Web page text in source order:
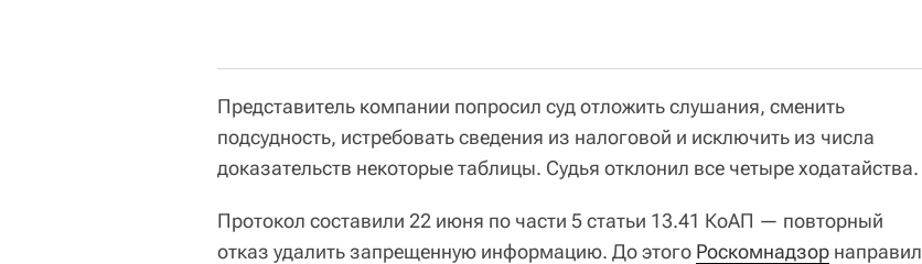
Представитель компании попросил суд отложить слушания, сменить
подсудность, истребовать сведения из налоговой и исключить из числа
доказательств некоторые таблицы. Судья отклонил все четыре ходатайства.
Протокол составили 22 июня по части 5 статьи 13.41 КоАП — повторный
отказ удалить запрещенную информацию. До этого Роскомнадзор направил